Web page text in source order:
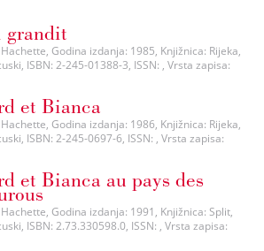
grandit
Godina izdanja: 1985, Knjižnica: Rijeka,
ISBN: 2-245-01388-3, ISSN: , Vrsta zapisa:
et Bianca
Godina izdanja: 1986, Knjižnica: Rijeka,
ISBN: 2-245-0697-6, ISSN: , Vrsta zapisa:
et Bianca au pays des
Godina izdanja: 1991, Knjižnica: Split,
ISBN: 2.73.330598.0, ISSN: , Vrsta zapisa: